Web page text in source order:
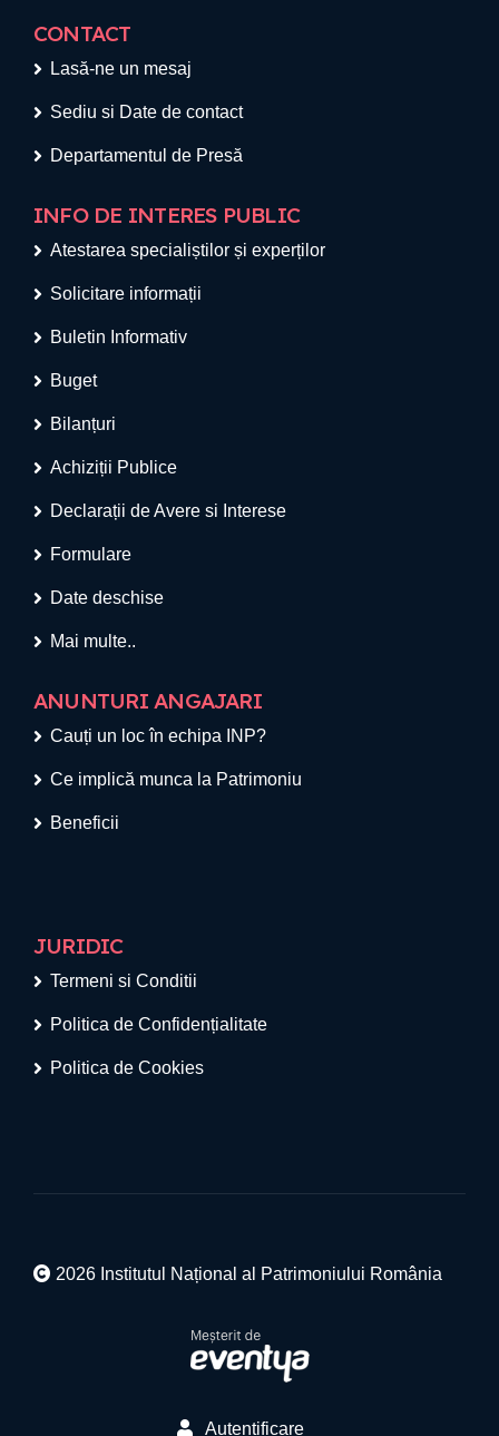
CONTACT
Lasă-ne un mesaj
Sediu si Date de contact
Departamentul de Presă
INFO DE INTERES PUBLIC
Atestarea specialiștilor și experților
Solicitare informații
Buletin Informativ
Buget
Bilanțuri
Achiziții Publice
Declarații de Avere si Interese
Formulare
Date deschise
Mai multe..
ANUNTURI ANGAJARI
Cauți un loc în echipa INP?
Ce implică munca la Patrimoniu
Beneficii
JURIDIC
Termeni si Conditii
Politica de Confidențialitate
Politica de Cookies
2026 Institutul Național al Patrimoniului România
Autentificare